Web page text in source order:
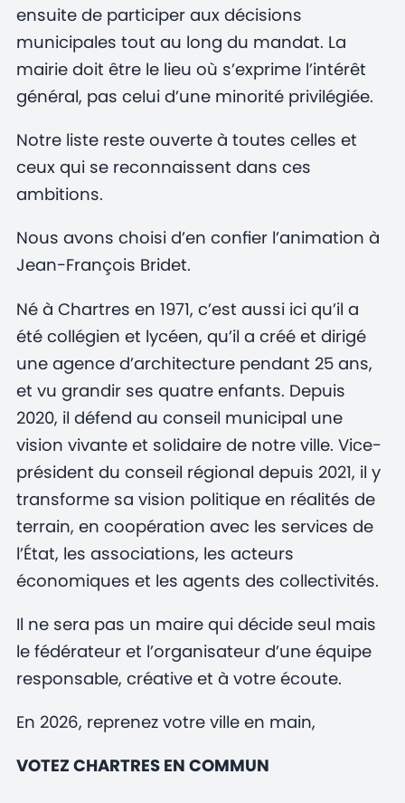
ensuite de participer aux décisions
municipales tout au long du mandat. La
mairie doit être le lieu où s’exprime l’intérêt
général, pas celui d’une minorité privilégiée.
Notre liste reste ouverte à toutes celles et
ceux qui se reconnaissent dans ces
ambitions.
Nous avons choisi d’en confier l’animation à
Jean-François Bridet.
Né à Chartres en 1971, c’est aussi ici qu’il a
été collégien et lycéen, qu’il a créé et dirigé
une agence d’architecture pendant 25 ans,
et vu grandir ses quatre enfants. Depuis
2020, il défend au conseil municipal une
vision vivante et solidaire de notre ville. Vice-
président du conseil régional depuis 2021, il y
transforme sa vision politique en réalités de
terrain, en coopération avec les services de
l’État, les associations, les acteurs
économiques et les agents des collectivités.
Il ne sera pas un maire qui décide seul mais
le fédérateur et l’organisateur d’une équipe
responsable, créative et à votre écoute.
En 2026, reprenez votre ville en main,
VOTEZ CHARTRES EN COMMUN